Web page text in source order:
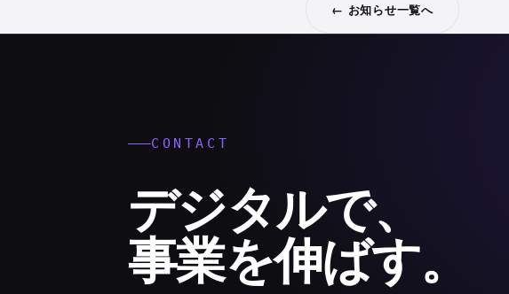
← お知らせ一覧へ
CONTACT
デジタルで、
事業を伸ばす。